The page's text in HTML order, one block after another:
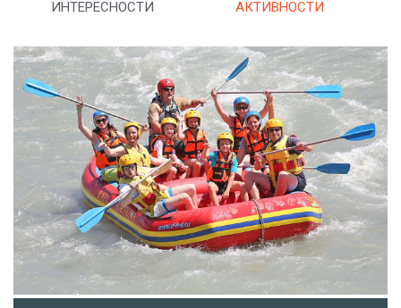
ИНТЕРЕСНОСТИ АКТИВНОСТИ